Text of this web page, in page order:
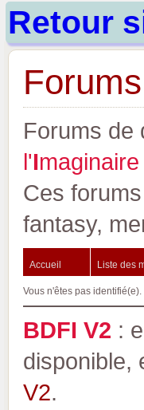
Retour
Forums de
l'Imaginaire
Ces
fantasy,
Accueil Liste des
Vous n'êtes pas identifié(e).
BDFI V2 :
disponible,
V2.